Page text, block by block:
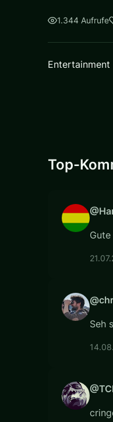
1.344 Aufrufe
Entertainment
Top-
Seh